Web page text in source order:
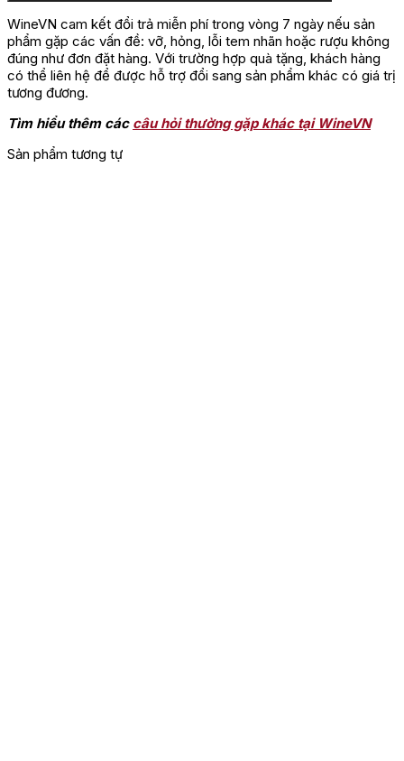
WineVN cam kết đổi trả miễn phí trong vòng 7 ngày nếu sản
phẩm gặp các vấn đề: vỡ, hỏng, lỗi tem nhãn hoặc rượu không
đúng như đơn đặt hàng. Với trường hợp quà tặng, khách hàng
có thể liên hệ để được hỗ trợ đổi sang sản phẩm khác có giá trị
tương đương.
Tìm hiểu thêm các câu hỏi thường gặp khác tại WineVN
Sản phẩm tương tự